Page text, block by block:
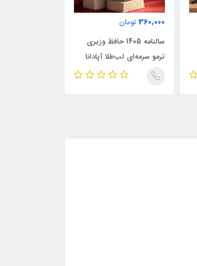
360,000 تومان
سالنامه 1405 حافظ وزیری
ترمو سرمه‌ای لب‌طلا آپادانا
APADANA